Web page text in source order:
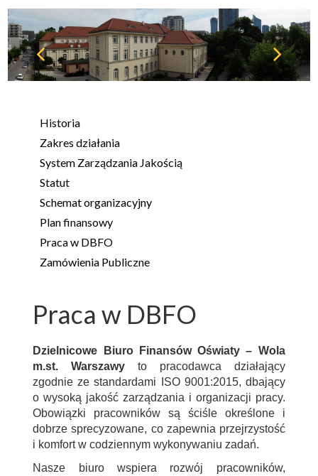
Historia
Zakres działania
System Zarządzania Jakością
Statut
Schemat organizacyjny
Plan finansowy
Praca w DBFO
Zamówienia Publiczne
Praca w DBFO
Dzielnicowe Biuro Finansów Oświaty – Wola
m.st. Warszawy to pracodawca działający
zgodnie ze standardami ISO 9001:2015, dbający
o wysoką jakość zarządzania i organizacji pracy.
Obowiązki pracowników są ściśle określone i
dobrze sprecyzowane, co zapewnia przejrzystość
i komfort w codziennym wykonywaniu zadań.
Nasze biuro wspiera rozwój pracowników,